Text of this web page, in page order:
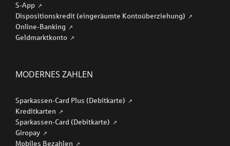
S-App
Dispositionskredit (eingeräumte Kontoüberziehung)
Online-Banking
Geldmarktkonto
MODERNES ZAHLEN
Sparkassen-Card Plus (Debitkarte)
Kreditkarten
Sparkassen-Card (Debitkarte)
Giropay
Mobiles Bezahlen